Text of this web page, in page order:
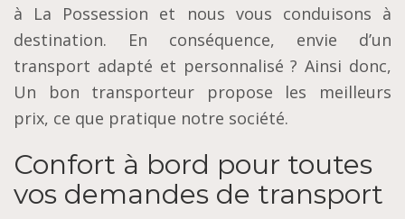
à La Possession et nous vous conduisons à
destination. En conséquence, envie d’un
transport adapté et personnalisé ? Ainsi donc,
Un bon transporteur propose les meilleurs
prix, ce que pratique notre société.
Confort à bord pour toutes
vos demandes de transport